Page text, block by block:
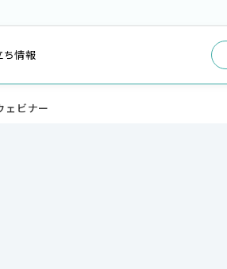
ち情報
ェビナー